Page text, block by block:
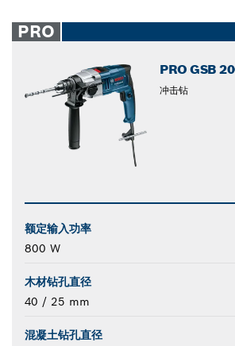
PRO
PRO GSB
冲击钻
额定输入功率
800 W
木材钻孔直径
40 / 25 mm
混凝土钻孔直径